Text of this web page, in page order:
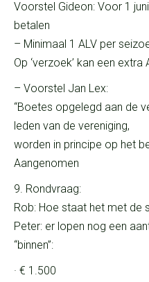
Voorstel Gideon: Voor 1
betalen
– Minimaal 1 ALV per
Op ‘verzoek’ kan een
– Voorstel Jan Lex:
“Boetes opgelegd aan de
leden van de vereniging,
worden in principe op het
Aangenomen
9. Rondvraag:
Rob: Hoe staat het met de
Peter: er lopen nog een
“binnen”:
· € 1.500